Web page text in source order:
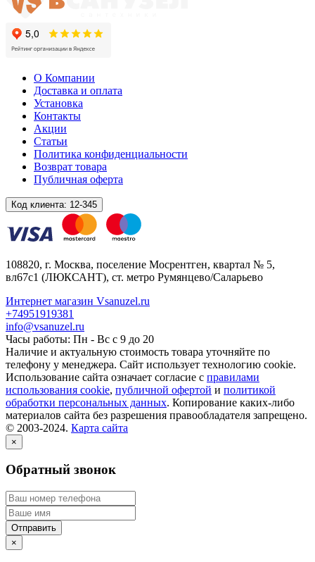
О Компании
Доставка и оплата
Установка
Контакты
Акции
Статьи
Политика конфиденциальности
Возврат товара
Публичная оферта
Код клиента: 12-345
108820, г. Москва, поселение Мосрентген, квартал № 5,
вл67с1 (ЛЮКСАНТ), ст. метро Румянцево/Саларьево
Интернет магазин Vsanuzel.ru
+74951919381
info@vsanuzel.ru
Часы работы: Пн - Вс с 9 до 20
Наличие и актуальную стоимость товара уточняйте по
телефону у менеджера. Сайт использует технологию cookie.
Использование сайта означает согласие с правилами
использования cookie, публичной офертой и политикой
обработки персональных данных. Копирование каких-либо
материалов сайта без разрешения правообладателя запрещено.
© 2003-2024. Карта сайта
×
Обратный звонок
×